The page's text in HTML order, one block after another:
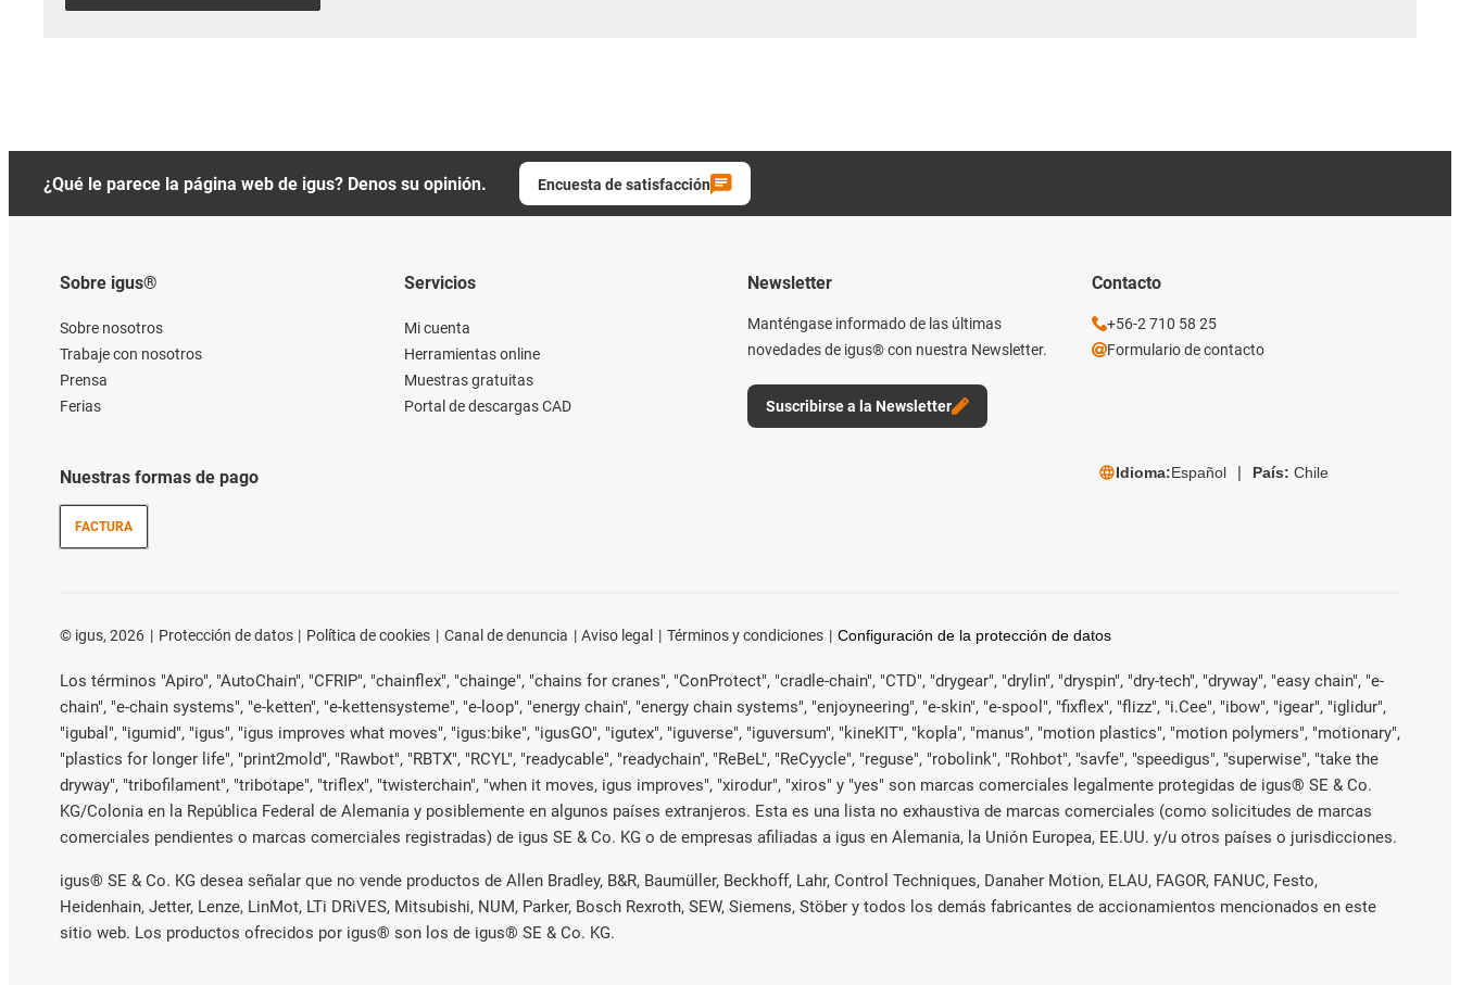
¿Qué le parece la página web de igus? Denos su opinión. Encuesta de satisfacción
Sobre igus®
Sobre nosotros
Trabaje con nosotros
Prensa
Ferias
Nuestras formas de pago
FACTURA
Servicios
Mi cuenta
Herramientas online
Muestras gratuitas
Portal de descargas CAD
Newsletter
Manténgase informado de las últimas
novedades de igus® con nuestra Newsletter.
Suscribirse a la Newsletter
Contacto
+56-2 710 58 25
Formulario de contacto
Idioma:Español País: Chile
© igus, 2026 Protección de datos Política de cookies Canal de denuncia Aviso legal Términos y condiciones Configuración de la protección de datos
Los términos "Apiro", "AutoChain", "CFRIP", "chainflex", "chainge", "chains for cranes", "ConProtect", "cradle-chain", "CTD", "drygear", "drylin", "dryspin", "dry-tech", "dryway", "easy chain", "e-
chain", "e-chain systems", "e-ketten", "e-kettensysteme", "e-loop", "energy chain", "energy chain systems", "enjoyneering", "e-skin", "e-spool", "fixflex", "flizz", "i.Cee", "ibow", "igear", "iglidur",
"igubal", "igumid", "igus", "igus improves what moves", "igus:bike", "igusGO", "igutex", "iguverse", "iguversum", "kineKIT", "kopla", "manus", "motion plastics", "motion polymers", "motionary",
"plastics for longer life", "print2mold", "Rawbot", "RBTX", "RCYL", "readycable", "readychain", "ReBeL", "ReCyycle", "reguse", "robolink", "Rohbot", "savfe", "speedigus", "superwise", "take the
dryway", "tribofilament", "tribotape", "triflex", "twisterchain", "when it moves, igus improves", "xirodur", "xiros" y "yes" son marcas comerciales legalmente protegidas de igus® SE & Co.
KG/Colonia en la República Federal de Alemania y posiblemente en algunos países extranjeros. Esta es una lista no exhaustiva de marcas comerciales (como solicitudes de marcas
comerciales pendientes o marcas comerciales registradas) de igus SE & Co. KG o de empresas afiliadas a igus en Alemania, la Unión Europea, EE.UU. y/u otros países o jurisdicciones.
igus® SE & Co. KG desea señalar que no vende productos de Allen Bradley, B&R, Baumüller, Beckhoff, Lahr, Control Techniques, Danaher Motion, ELAU, FAGOR, FANUC, Festo,
Heidenhain, Jetter, Lenze, LinMot, LTi DRiVES, Mitsubishi, NUM, Parker, Bosch Rexroth, SEW, Siemens, Stöber y todos los demás fabricantes de accionamientos mencionados en este
sitio web. Los productos ofrecidos por igus® son los de igus® SE & Co. KG.